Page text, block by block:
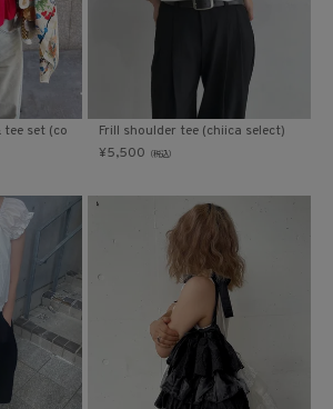
set (co
Frill shoulder tee (chiica select)
¥5,500 （税込）